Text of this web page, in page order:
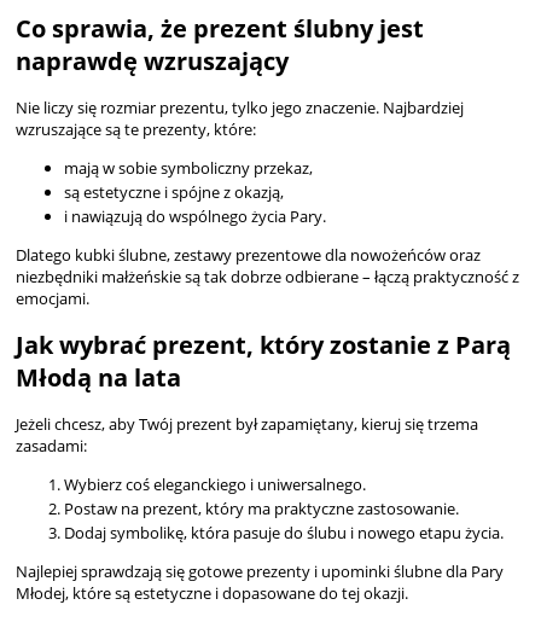
Co sprawia, że prezent ślubny jest
naprawdę wzruszający
Nie liczy się rozmiar prezentu, tylko jego znaczenie. Najbardziej
wzruszające są te prezenty, które:
mają w sobie symboliczny przekaz,
są estetyczne i spójne z okazją,
i nawiązują do wspólnego życia Pary.
Dlatego kubki ślubne,zestawy prezentowe dla nowożeńcóworaz
niezbędniki małżeńskiesą tak dobrze odbierane – łączą praktyczność z
emocjami.
Jak wybrać prezent, który zostanie z Parą
Młodą na lata
Jeżeli chcesz, aby Twój prezent był zapamiętany, kieruj się trzema
zasadami:
Wybierz coś eleganckiego i uniwersalnego.
Postaw na prezent, który ma praktyczne zastosowanie.
Dodaj symbolikę, która pasuje do ślubu i nowego etapu życia.
Najlepiej sprawdzają się gotowe prezenty i upominki ślubne dla Pary
Młodej, które są estetyczne i dopasowane do tej okazji.